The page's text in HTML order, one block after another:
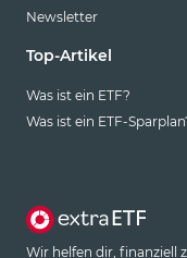
Newsletter
Top-Artikel
Was ist ein ETF?
Was ist ein ETF-
Wir helfen dir, finanziell